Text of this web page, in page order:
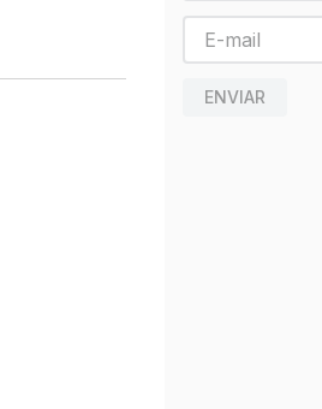
ENVIAR